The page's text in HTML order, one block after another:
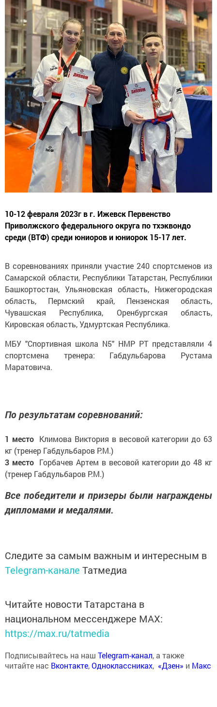
10-12 февраля 2023г в г. Ижевск Первенство
Приволжского федерального округа по тхэквондо
среди (ВТФ) среди юниоров и юниорок 15-17 лет.
В соревнованиях приняли участие 240 спортсменов из
Самарской области, Республики Татарстан, Республики
Башкортостан, Ульяновская область, Нижегородская
область, Пермский край, Пензенская область,
Чувашская Республика, Оренбургская область,
Кировская область, Удмуртская Республика.
МБУ "Спортивная школа N5" НМР РТ представляли 4
спортсмена тренера: Габдульбарова Рустама
Маратовича.
По результатам соревнований:
1 местоКлимова Виктория в весовой категории до 63
кг (тренер Габдульбаров Р.М.)
3 место Горбачев Артем в весовой категории до 48 кг
(тренер Габдульбаров Р.М.)
Все победители и призеры были награждены
дипломами и медалями.
Следите за самым важным и интересным в
Telegram-канале Татмедиа
Читайте новости Татарстана в
национальном мессенджере MАХ:
https://max.ru/tatmedia
Подписывайтесь на наш Telegram-канал, а также
читайте нас Вконтакте,Одноклассниках, «Дзен» и Макс